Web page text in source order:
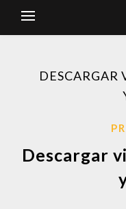
DESCARGAR
Descargar